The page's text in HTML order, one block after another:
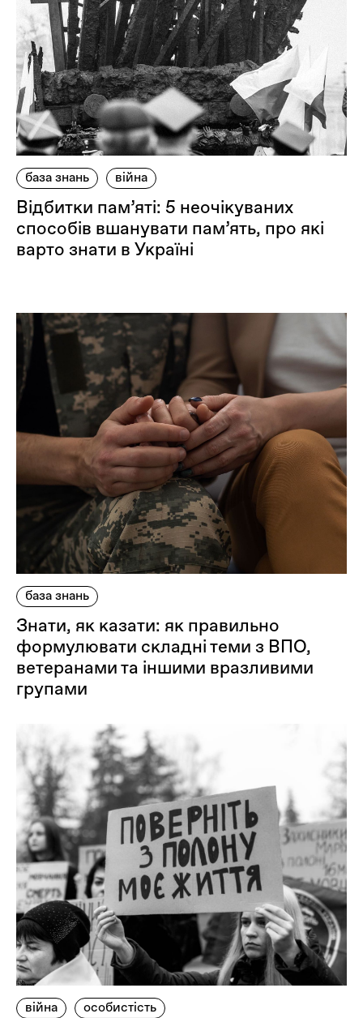
база знань війна
Відбитки пам’яті: 5 неочікуваних
способів вшанувати пам’ять, про які
варто знати в Україні
база знань
Знати, як казати: як правильно
формулювати складні теми з ВПО,
ветеранами та іншими вразливими
групами
війна особистість